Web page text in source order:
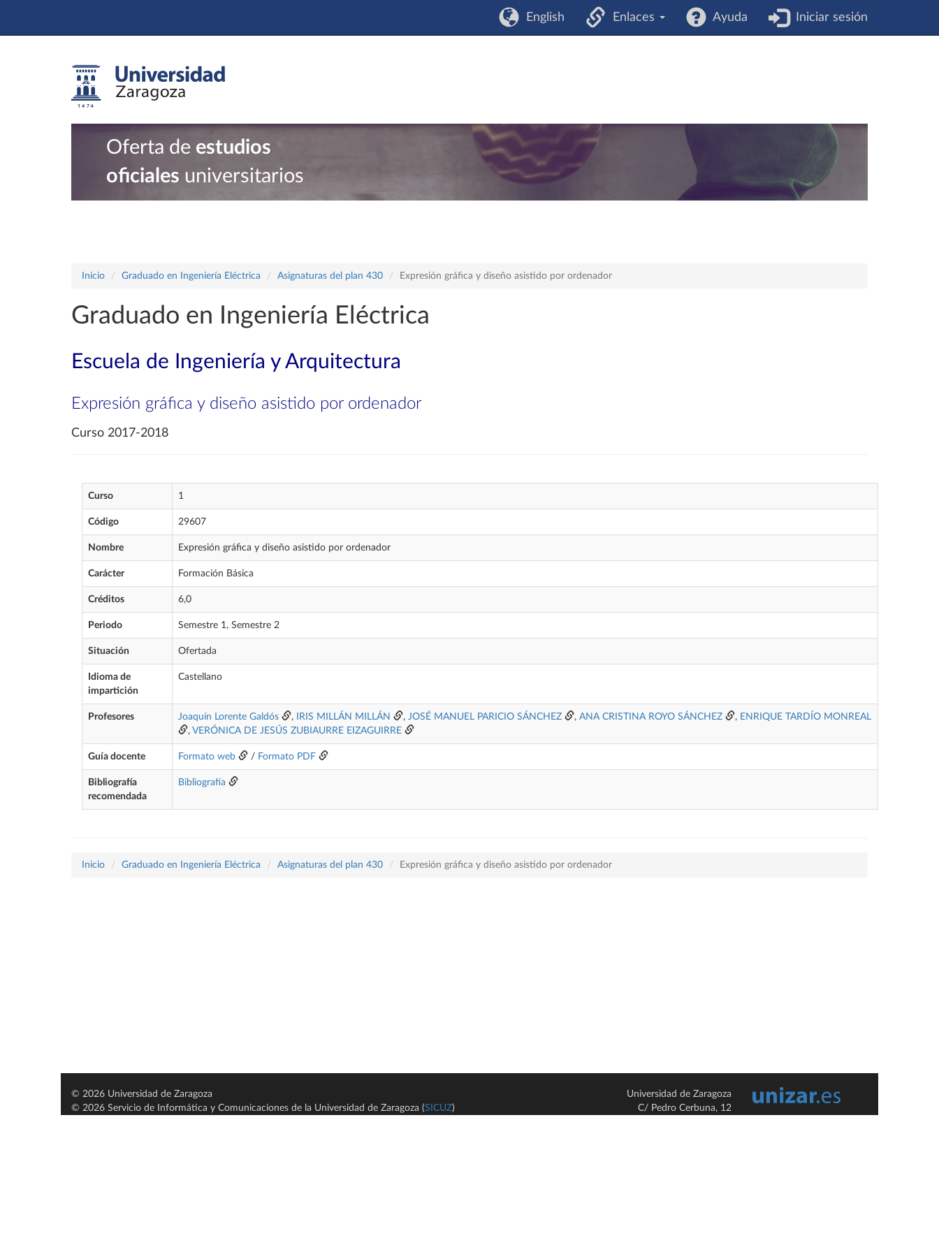
English Enlaces Ayuda Iniciar sesión
Oferta de estudios
oficiales universitarios
Inicio Graduado en Ingeniería Eléctrica Asignaturas del plan 430 Expresión gráfica y diseño asistido por ordenador
Graduado en Ingeniería Eléctrica
Escuela de Ingeniería y Arquitectura
Expresión gráfica y diseño asistido por ordenador
Curso 2017-2018
Curso 1
Código 29607
Nombre Expresión gráfica y diseño asistido por ordenador
Carácter Formación Básica
Créditos 6,0
Periodo Semestre 1, Semestre 2
Situación Ofertada
Idioma de
impartición
Castellano
Profesores Joaquín Lorente Galdós , IRIS MILLÁN MILLÁN , JOSÉ MANUEL PARICIO SÁNCHEZ , ANA CRISTINA ROYO SÁNCHEZ , ENRIQUE TARDÍO MONREAL
, VERÓNICA DE JESÚS ZUBIAURRE EIZAGUIRRE
Guía docente Formato web / Formato PDF
Bibliografía
recomendada
Bibliografía
Inicio Graduado en Ingeniería Eléctrica Asignaturas del plan 430 Expresión gráfica y diseño asistido por ordenador
© 2026 Universidad de Zaragoza
© 2026 Servicio de Informática y Comunicaciones de la Universidad de Zaragoza (SICUZ)
Universidad de Zaragoza
C/ Pedro Cerbuna, 12